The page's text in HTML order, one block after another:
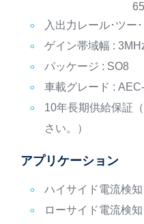
65µV（全
入出力レール･ツー
ゲイン帯域幅 :
パッケージ : SO8
車載グレード :
10年長期供給保証（
さい。）
アプリケーション
ハイサイド電流検知
ローサイド電流検知